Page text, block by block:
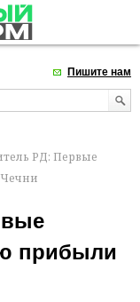
Пишите нам
РД: Первые
прибыли